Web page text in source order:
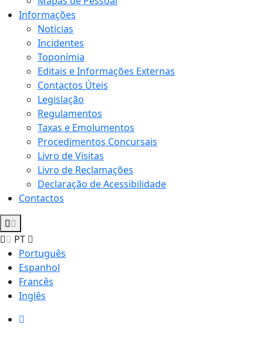
Informações
Notícias
Incidentes
Toponímia
Editais e Informações Externas
Contactos Úteis
Legislação
Regulamentos
Taxas e Emolumentos
Procedimentos Concursais
Livro de Visitas
Livro de Reclamações
Declaração de Acessibilidade
Contactos
PT
Português
Espanhol
Francês
Inglês